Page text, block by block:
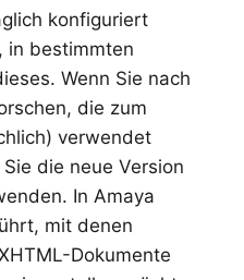
konfiguriert
in bestimmten
Wenn Sie nach
die zum
verwendet
die neue Version
In Amaya
mit denen
Dokumente